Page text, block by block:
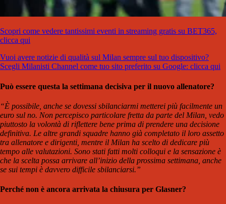
Scopri come vedere tantissimi eventi in streaming gratis su BET365,
clicca qui
Vuoi avere notizie di qualità sul Milan sempre sul tuo dispositivo?
Scegli Milanisti Channel come tuo sito preferito su Google: clicca qui
Può essere questa la settimana decisiva per il nuovo allenatore?
“È possibile, anche se dovessi sbilanciarmi metterei più facilmente un
euro sul no. Non percepisco particolare fretta da parte del Milan, vedo
piuttosto la volontà di riflettere bene prima di prendere una decisione
definitiva. Le altre grandi squadre hanno già completato il loro assetto
tra allenatore e dirigenti, mentre il Milan ha scelto di dedicare più
tempo alle valutazioni. Sono stati fatti molti colloqui e la sensazione è
che la scelta possa arrivare all’inizio della prossima settimana, anche
se sui tempi è davvero difficile sbilanciarsi.”
Perché non è ancora arrivata la chiusura per Glasner?